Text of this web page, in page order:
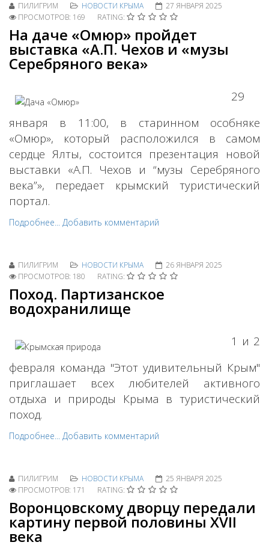
ПИЛИГРИМ НОВОСТИ КРЫМА
27 ЯНВАРЯ 2025
ПРОСМОТРОВ: 169
RATING:
На даче «Омюр» пройдет
выставка «А.П. Чехов и «музы
Серебряного века»
29
января в 11:00, в старинном особняке
«Омюр», который расположился в самом
сердце Ялты, состоится презентация новой
выставки «А.П. Чехов и “музы Серебряного
века”», передает крымский туристический
портал.
Подробнее... Добавить комментарий
ПИЛИГРИМ НОВОСТИ КРЫМА
26 ЯНВАРЯ 2025
ПРОСМОТРОВ: 180
RATING:
Поход. Партизанское
водохранилище
1 и 2
февраля команда "Этот удивительный Крым"
приглашает всех любителей активного
отдыха и природы Крыма в туристический
поход.
Подробнее... Добавить комментарий
ПИЛИГРИМ НОВОСТИ КРЫМА
25 ЯНВАРЯ 2025
ПРОСМОТРОВ: 171
RATING:
Воронцовскому дворцу передали
картину первой половины XVII
века